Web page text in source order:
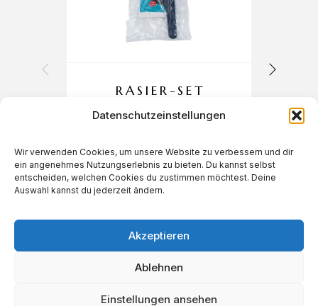
Datenschutzeinstellungen
Wir verwenden Cookies, um unsere Website zu verbessern und dir
ein angenehmes Nutzungserlebnis zu bieten. Du kannst selbst
entscheiden, welchen Cookies du zustimmen möchtest. Deine
Auswahl kannst du jederzeit ändern.
Akzeptieren
Ablehnen
Einstellungen ansehen
RASIER-SET
€0,45